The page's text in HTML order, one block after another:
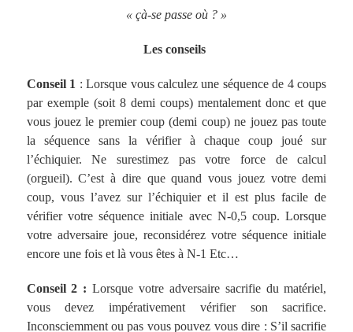
« çà-se passe où ? »
Les conseils
Conseil 1 : Lorsque vous calculez une séquence de 4 coups
par exemple (soit 8 demi coups) mentalement donc et que
vous jouez le premier coup (demi coup) ne jouez pas toute
la séquence sans la vérifier à chaque coup joué sur
l’échiquier. Ne surestimez pas votre force de calcul
(orgueil). C’est à dire que quand vous jouez votre demi
coup, vous l’avez sur l’échiquier et il est plus facile de
vérifier votre séquence initiale avec N-0,5 coup. Lorsque
votre adversaire joue, reconsidérez votre séquence initiale
encore une fois et là vous êtes à N-1 Etc…
Conseil 2 :Lorsque votre adversaire sacrifie du matériel,
vous devez impérativement vérifier son sacrifice.
Inconsciemment ou pas vous pouvez vous dire : S’il sacrifie